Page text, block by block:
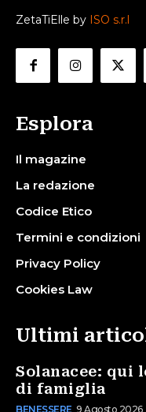
ZetaTiElle by ISO s.r.l
Esplora
Il magazine
La redazione
Codice Etico
Termini e condizioni
Privacy Policy
Cookies Law
Ultimi
Solanacee: qui
di famiglia
BENESSERE 9 Agosto 2026